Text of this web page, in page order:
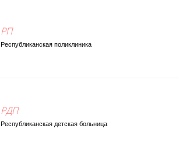
РП
Республиканская поликлиника
РДП
Республиканская детская больница